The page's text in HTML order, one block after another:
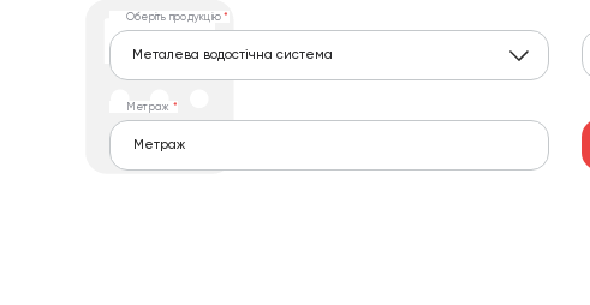
Оберіть продукцію
Металева водостічна система
Метраж